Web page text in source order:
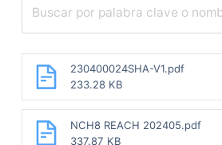
230400024SHA-V1.pdf
233.28 KB
NCH8 REACH 202405.pdf
337.87 KB